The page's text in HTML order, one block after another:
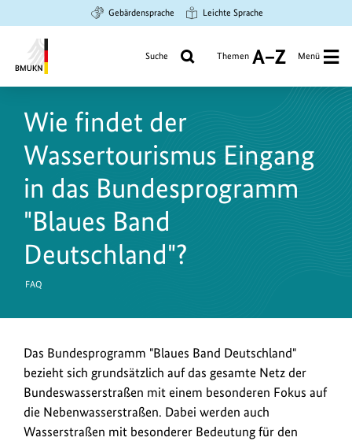
Hauptinhalt
springen
Suche
springen
Hauptnavigation
springen
Gebärdensprache Leichte Sprache
Umwelt,
Naturschutz
und
nukleare
Sicherheit
Suche Themen
A
Z
Menü
Wie findet der
Wassertourismus Eingang
in das Bundesprogramm
"Blaues Band
Deutschland"?
FAQ
Das Bundesprogramm "Blaues Band Deutschland"
bezieht sich grundsätzlich auf das gesamte Netz der
Bundeswasserstraßen mit einem besonderen Fokus auf
die Nebenwasserstraßen. Dabei werden auch
Wasserstraßen mit besonderer Bedeutung für den